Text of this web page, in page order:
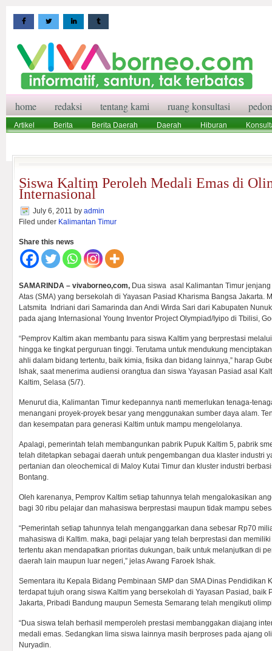
home redaksi tentang kami ruang konsultasi
Artikel Berita Berita Daerah Daerah Hiburan
Siswa Kaltim Peroleh Medali Emas di
Internasional
July 6, 2011 by admin
Filed under Kalimantan Timur
Share this news
SAMARINDA – vivaborneo,com, Dua siswa asal Kalimantan Timur
Atas (SMA) yang bersekolah di Yayasan Pasiad Kharisma Bangsa Jakarta.
Latsmita Indriani dari Samarinda dan Andi Wirda Sari dari Kabupaten
pada ajang Internasional Young Inventor Project Olympiad/Iyipo di Tbilisi,
“Pemprov Kaltim akan membantu para siswa Kaltim yang berprestasi
hingga ke tingkat perguruan tinggi. Terutama untuk mendukung
ahli dalam bidang tertentu, baik kimia, fisika dan bidang lainnya,” harap
Ishak, saat menerima audiensi orangtua dan siswa Yayasan Pasiad asal
Kaltim, Selasa (5/7).
Menurut dia, Kalimantan Timur kedepannya nanti memerlukan tenaga-
menangani proyek-proyek besar yang menggunakan sumber daya alam.
dan kesempatan para generasi Kaltim untuk mampu mengelolanya.
Apalagi, pemerintah telah membangunkan pabrik Pupuk Kaltim 5, pabrik
telah ditetapkan sebagai daerah untuk pengembangan dua klaster industri
pertanian dan oleochemical di Maloy Kutai Timur dan kluster industri
Bontang.
Oleh karenanya, Pemprov Kaltim setiap tahunnya telah mengalokasikan
bagi 30 ribu pelajar dan mahasiswa berprestasi maupun tidak mampu
“Pemerintah setiap tahunnya telah menganggarkan dana sebesar Rp70
mahasiswa di Kaltim. maka, bagi pelajar yang telah berprestasi dan
tertentu akan mendapatkan prioritas dukungan, baik untuk melanjutkan di
daerah lain maupun luar negeri,” jelas Awang Faroek Ishak.
Sementara itu Kepala Bidang Pembinaan SMP dan SMA Dinas Pendidikan
terdapat tujuh orang siswa Kaltim yang bersekolah di Yayasan Pasiad, baik
Jakarta, Pribadi Bandung maupun Semesta Semarang telah mengikuti
“Dua siswa telah berhasil memperoleh prestasi membanggakan diajang
medali emas. Sedangkan lima siswa lainnya masih berproses pada ajang
Nuryadin.